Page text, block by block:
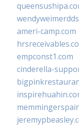
ameri-camp.com
empconst1.com
cinderella-